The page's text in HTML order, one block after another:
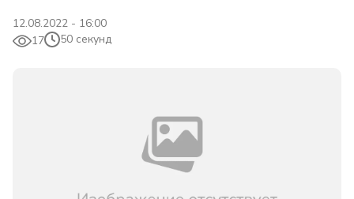
12.08.2022 - 16:00
17
50 секунд